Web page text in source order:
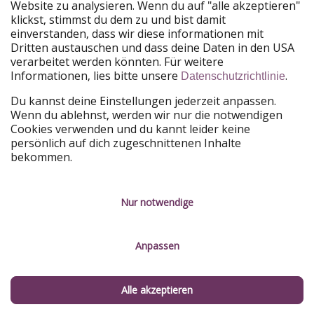
Unsere Märkte
PiratinViaggio
HolidayPirates
VakantiePiraten
WakacyjniPiraci
VoyagesPirates
Ferienpiraten
Urlaubspiraten
ViajerosPiratas
Unsere Gruppe
HolidayPirates Group
Lerne uns kennen
Nachhaltigkeit
Service-Kontrolle
Website zu analysieren. Wenn du auf "alle akzeptieren"
klickst, stimmst du dem zu und bist damit
einverstanden, dass wir diese informationen mit
Dritten austauschen und dass deine Daten in den USA
verarbeitet werden könnten. Für weitere
Informationen, lies bitte unsere Datenschutzrichtlinie.
Du kannst deine Einstellungen jederzeit anpassen.
Wenn du ablehnst, werden wir nur die notwendigen
Cookies verwenden und du kannt leider keine
persönlich auf dich zugeschnittenen Inhalte
bekommen.
Nur notwendige
Anpassen
Alle akzeptieren